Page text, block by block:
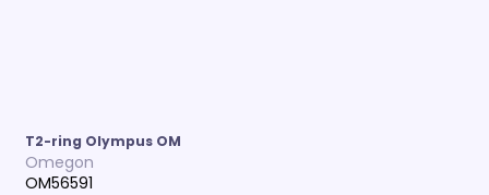
T2-ring Olympus OM
Omegon
OM56591